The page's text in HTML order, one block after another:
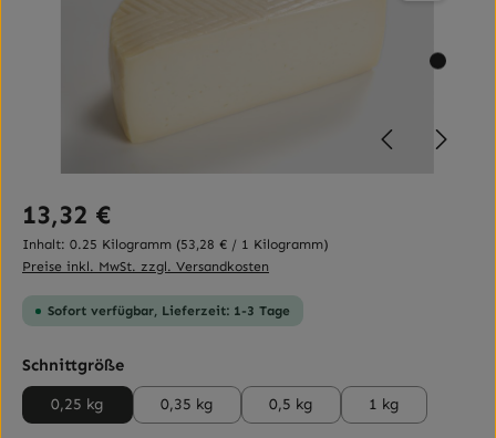
Regulärer Preis:
13,32 €
Inhalt: 0.25 Kilogramm (53,28 € / 1 Kilogramm)
Preise inkl. MwSt. zzgl. Versandkosten
Sofort verfügbar, Lieferzeit: 1-3 Tage
Schnittgrößeauswählen
0,25 kg 0,35 kg 0,5 kg 1 kg